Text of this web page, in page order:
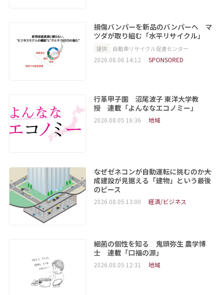
損傷バンパーを新品のバンパーへ マ
ツダが取り組む「水平リサイクル」
提供 自動車リサイクル促進センター
2026.08.06 14:12 SPONSORED
行革甲子園 沼尾波子 東洋大学教
授 連載「よんななエコノミー」
2026.08.05 16:36 地域
なぜゼネコンが自動運転に挑むのか――大
成建設が見据える「建物」という最後
のピース
2026.08.05 13:00 経済/ビジネス
細菌の個性を知る 鬼頭弥生 農学博
士 連載「口福の源」
2026.08.05 12:31 地域